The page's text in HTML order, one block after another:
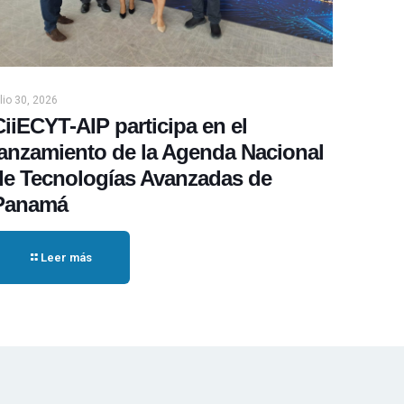
30, 2026
AIP participa en el
de la Agenda Nacional
Tecnologías Avanzadas de
Leer más